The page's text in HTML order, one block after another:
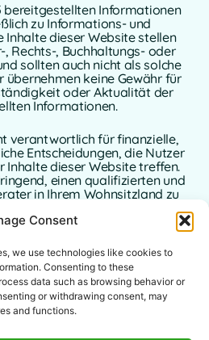
Consent
we use technologies like cookies to
Consenting to these
data such as browsing behavior or
or withdrawing consent, may
and functions.
bereitgestellten Informationen
zu Informations- und
Inhalte dieser Website stellen
, Rechts-, Buchhaltungs- oder
sollten auch nicht als solche
übernehmen keine Gewähr für
oder Aktualität der
Informationen.
verantwortlich für finanzielle,
Entscheidungen, die Nutzer
Inhalte dieser Website treffen.
einen qualifizierten und
in Ihrem Wohnsitzland zu
Finanzen treffen.
Website erklären Sie sich mit
vollständig einverstanden.
noch seine Autoren oder
eine Haftung für direkte,
die sich aus der Nutzung